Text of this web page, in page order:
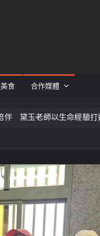
食 合作媒體
命經驗打造共學平台